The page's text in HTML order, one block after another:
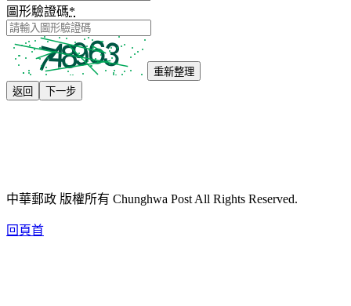
圖形驗證碼*
重新整理
返回
下一步
中華郵政 版權所有 Chunghwa Post All Rights Reserved.
回頁首